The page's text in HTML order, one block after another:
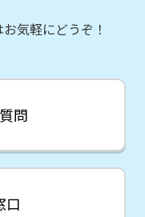
気軽にどうぞ！
問
口